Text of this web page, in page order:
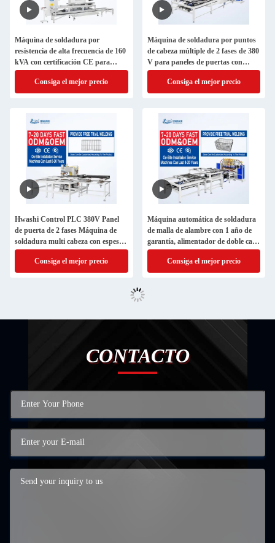
Máquina de soldadura por
resistencia de alta frecuencia de 160
kVA con certificación CE para
fregaderos de cocina
Consiga el mejor precio
Máquina de soldadura por puntos
de cabeza múltiple de 2 fases de 380
V para paneles de puertas con
espesor de soldadura de 3+3 mm
Consiga el mejor precio
Hwashi Control PLC 380V Panel
de puerta de 2 fases Máquina de
soldadura multi cabeza con espesor
de soldadura de 3 + 3 mm
Consiga el mejor precio
Máquina automática de soldadura
de malla de alambre con 1 año de
garantía, alimentador de doble capa
y sistema de llenado automático de
alambreConsiga el mejor precio
CONTACTO